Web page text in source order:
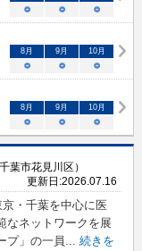
○ ○ ○
8 月 9 月 10月
○ ○ ○
8 月 9 月 10月
○ ○ ○
葉市花見川区）
更新日:2026.07.16
・千葉を中心に医
なネットワークを展
プ」の一員 ... 続きを